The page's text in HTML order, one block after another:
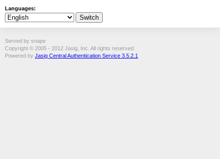
Languages:
Served by snape
Copyright © 2005 - 2012 Jasig, Inc. All rights reserved.
Powered by Jasig Central Authentication Service 3.5.2.1